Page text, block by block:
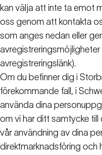
kan välja att inte ta emot
oss genom att kontakta
som anges nedan eller
avregistreringsmöjligheter
avregistreringslänk).
Om du befinner dig i
förekommande fall, i
använda dina
om vi har ditt samtycke
vår användning av dina
direktmarknadsföring och